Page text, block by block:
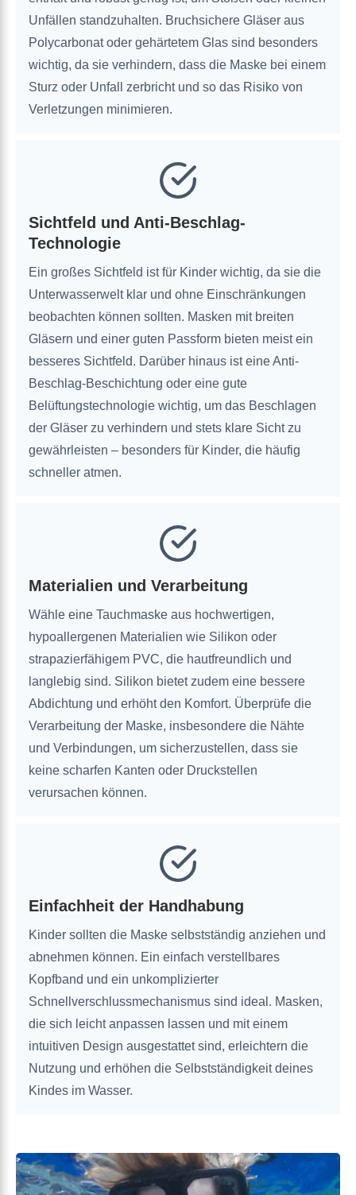
Unfällen standzuhalten. Bruchsichere Gläser aus
Polycarbonat oder gehärtetem Glas sind besonders
wichtig, da sie verhindern, dass die Maske bei einem
Sturz oder Unfall zerbricht und so das Risiko von
Verletzungen minimieren.
Sichtfeld und Anti-Beschlag-
Technologie
Ein großes Sichtfeld ist für Kinder wichtig, da sie die
Unterwasserwelt klar und ohne Einschränkungen
beobachten können sollten. Masken mit breiten
Gläsern und einer guten Passform bieten meist ein
besseres Sichtfeld. Darüber hinaus ist eine Anti-
Beschlag-Beschichtung oder eine gute
Belüftungstechnologie wichtig, um das Beschlagen
der Gläser zu verhindern und stets klare Sicht zu
gewährleisten – besonders für Kinder, die häufig
schneller atmen.
Materialien und Verarbeitung
Wähle eine Tauchmaske aus hochwertigen,
hypoallergenen Materialien wie Silikon oder
strapazierfähigem PVC, die hautfreundlich und
langlebig sind. Silikon bietet zudem eine bessere
Abdichtung und erhöht den Komfort. Überprüfe die
Verarbeitung der Maske, insbesondere die Nähte
und Verbindungen, um sicherzustellen, dass sie
keine scharfen Kanten oder Druckstellen
verursachen können.
Einfachheit der Handhabung
Kinder sollten die Maske selbstständig anziehen und
abnehmen können. Ein einfach verstellbares
Kopfband und ein unkomplizierter
Schnellverschlussmechanismus sind ideal. Masken,
die sich leicht anpassen lassen und mit einem
intuitiven Design ausgestattet sind, erleichtern die
Nutzung und erhöhen die Selbstständigkeit deines
Kindes im Wasser.